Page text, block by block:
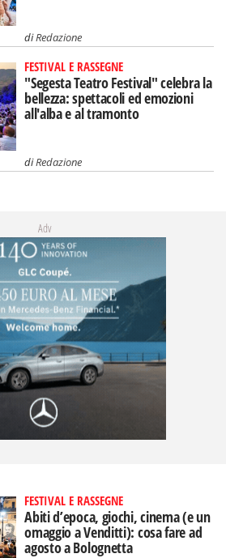
diRedazione
FESTIVAL E RASSEGNE
"Segesta Teatro Festival" celebra la
bellezza: spettacoli ed emozioni
all'alba e al tramonto
diRedazione
Adv
FESTIVAL E RASSEGNE
Abiti d’epoca, giochi, cinema (e un
omaggio a Venditti): cosa fare ad
agosto a Bolognetta